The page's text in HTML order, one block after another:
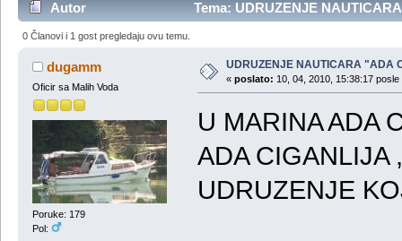
Autor Tema: UDRUZENJE
0 Članovi i 1 gost pregledaju ovu temu.
dugamm
Oficir sa Malih Voda
Poruke: 179
Pol:
UDRUZENJE NAUTICARA "ADA
« poslato: 10, 04, 2010, 15:38:17 posle
U MARINA ADA
ADA CIGANLIJA
UDRUZENJE